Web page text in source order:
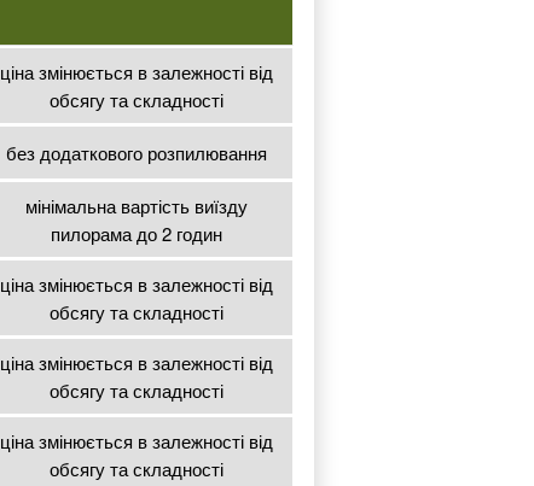
ціна змінюється в залежності від
обсягу та складності
без додаткового розпилювання
мінімальна вартість виїзду
пилорама до 2 годин
ціна змінюється в залежності від
обсягу та складності
ціна змінюється в залежності від
обсягу та складності
ціна змінюється в залежності від
обсягу та складності